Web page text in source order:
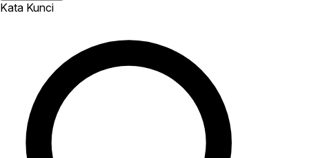
Kata Kunci